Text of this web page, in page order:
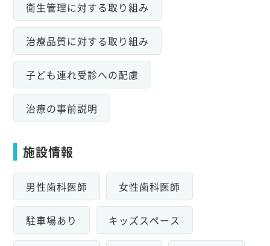
衛生管理に対する取り組み
治療品質に対する取り組み
子ども連れ受診への配慮
治療の事前説明
施設情報
男性歯科医師 女性歯科医師
駐車場あり キッズスペース